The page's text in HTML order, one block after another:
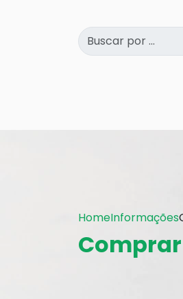
HomeInformações